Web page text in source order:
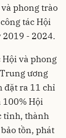
phong trào
tác Hội
- 2024.
và phong
ương
đặt ra 11 chỉ
100% Hội
tỉnh, thành
tồn, phát